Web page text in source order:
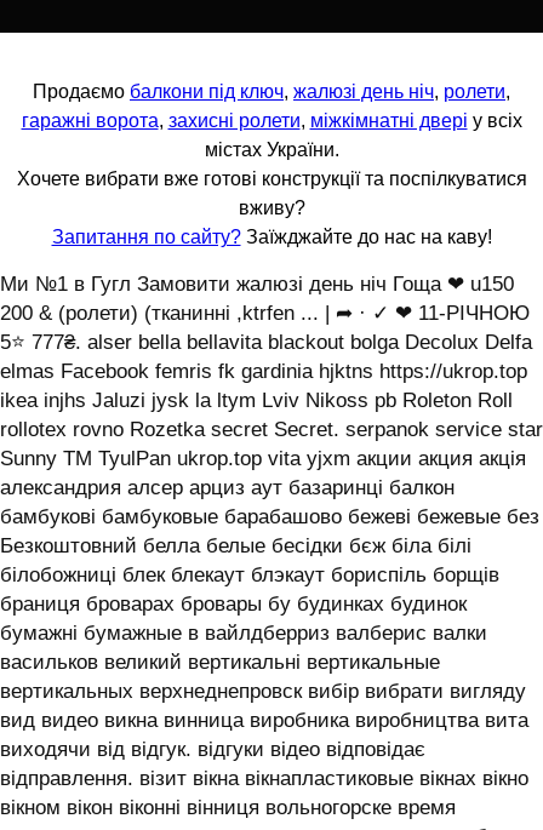
Продаємо балкони під ключ, жалюзі день ніч, ролети,
гаражні ворота, захисні ролети, міжкімнатні двері у всіх
містах України.
Хочете вибрати вже готові конструкції та поспілкуватися
вживу?
Запитання по сайту?Заїжджайте до нас на каву!
Ми №1 в Гугл Замовити жалюзі день ніч Гоща ❤ u150
200 & (ролети) (тканинні ,ktrfen ... | ➦ · ✓ ❤ 11-РІЧНОЮ
5⭐ 777₴. alser bella bellavita blackout bolga Decolux Delfa
elmas Facebook femris fk gardinia hjktns https://ukrop.top
ikea injhs Jaluzi jysk la ltym Lviv Nikoss pb Roleton Roll
rollotex rovno Rozetka secret Secret. serpanok service star
Sunny TM TyulPan ukrop.top vita yjxm акции акция акція
александрия алсер арциз аут базаринці балкон
бамбукові бамбуковые барабашово бежеві бежевые без
Безкоштовний белла белые бесідки бєж біла білі
білобожниці блек блекаут блэкаут бориспіль борщів
браниця броварах бровары бу будинках будинок
бумажні бумажные в вайлдберриз валберис валки
васильков великий вертикальні вертикальные
вертикальных верхнеднепровск вибір вибрати вигляду
вид видео викна винница виробника виробництва вита
виходячи від відгук. відгуки відео відповідає
відправлення. візит вікна вікнапластиковые вікнах вікно
вікном вікон віконні вінниця вольногорске время